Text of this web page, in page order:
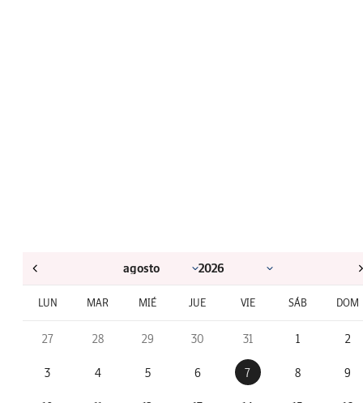
LUN MAR MIÉ JUE VIE SÁB DOM
27 28 29 30 31 1 2
3 4 5 6 7 8 9